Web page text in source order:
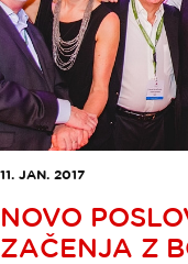
11. JAN. 2017
NOVO
ZAČENJA Z